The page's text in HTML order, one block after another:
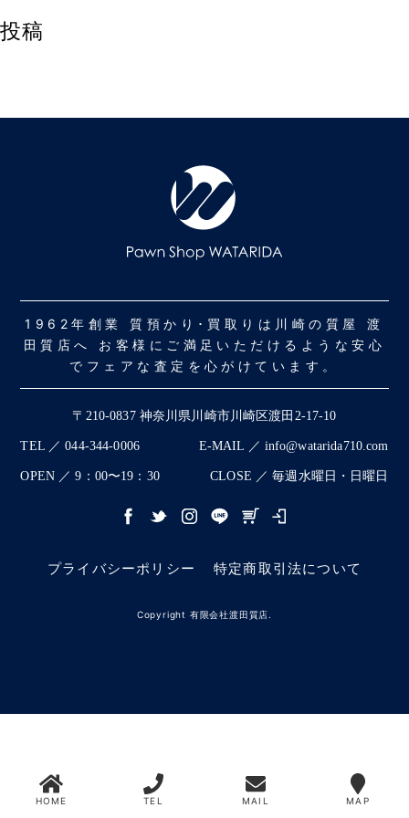
投稿
1962年創業 質預かり･買取りは川崎の質屋 渡
田質店へ お客様にご満足いただけるような安心
でフェアな査定を心がけています。
〒210-0837 神奈川県川崎市川崎区渡田2-17-10
TEL ／ 044-344-0006 E-MAIL ／ info@watarida710.com
OPEN ／ 9：00〜19：30 CLOSE ／ 毎週水曜日・日曜日
プライバシーポリシー 特定商取引法について
Copyright 有限会社渡田質店.
HOME TEL MAIL MAP